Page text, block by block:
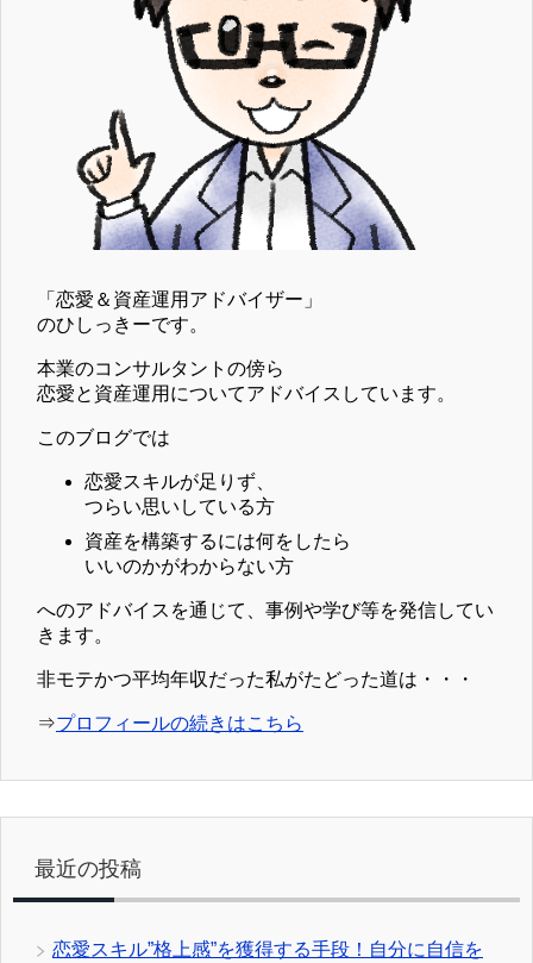
「恋愛＆資産運用アドバイザー」
のひしっきーです。
本業のコンサルタントの傍ら
恋愛と資産運用についてアドバイスしています。
このブログでは
恋愛スキルが足りず、
つらい思いしている方
資産を構築するには何をしたら
いいのかがわからない方
へのアドバイスを通じて、事例や学び等を発信してい
きます。
非モテかつ平均年収だった私がたどった道は・・・
⇒プロフィールの続きはこちら
最近の投稿
恋愛スキル”格上感”を獲得する手段！自分に自信を